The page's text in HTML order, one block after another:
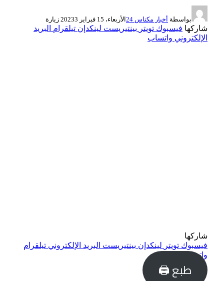
بواسطة أخبار مكناس 24 الأربعاء، 15 فبراير 2023 3 زيارة
شاركها فيسبوك تويتر بينتيريست لينكدإن تيلقرام البريد
الإلكتروني واتساب
شاركها
فيسبوك تويتر لينكدإن بينتيريست البريد الإلكتروني تيلقرام
واتساب
طبع 🖨